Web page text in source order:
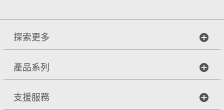
探索更多
產品系列
支援服務